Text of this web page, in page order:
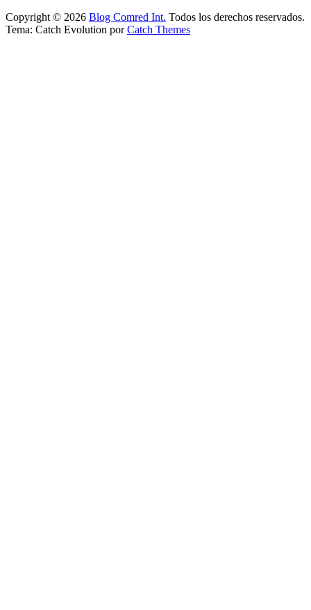
Copyright © 2026 Blog Comred Int. Todos los derechos reservados.
Tema: Catch Evolution porCatch Themes